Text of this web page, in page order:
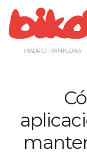
contenido
MADRID - PAMPLONA